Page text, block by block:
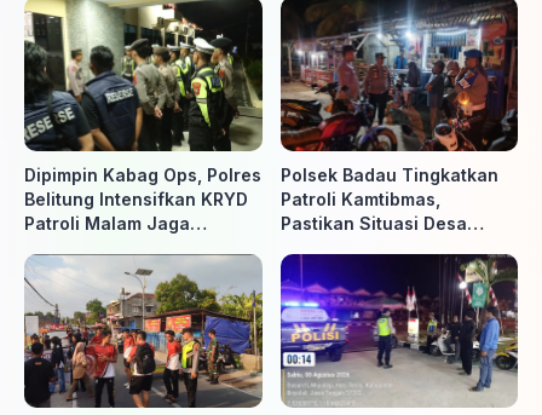
Dipimpin Kabag Ops, Polres
Belitung Intensifkan KRYD
Patroli Malam Jaga
Polsek Badau Tingkatkan
Patroli Kamtibmas,
Pastikan Situasi Desa